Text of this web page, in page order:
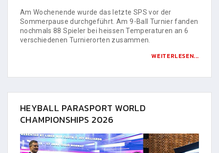
Am Wochenende wurde das letzte SPS vor der
Sommerpause durchgeführt. Am 9-Ball Turnier fanden
nochmals 88 Spieler bei heissen Temperaturen an 6
verschiedenen Turnierorten zusammen.
WEITERLESEN...
HEYBALL PARASPORT WORLD
CHAMPIONSHIPS 2026